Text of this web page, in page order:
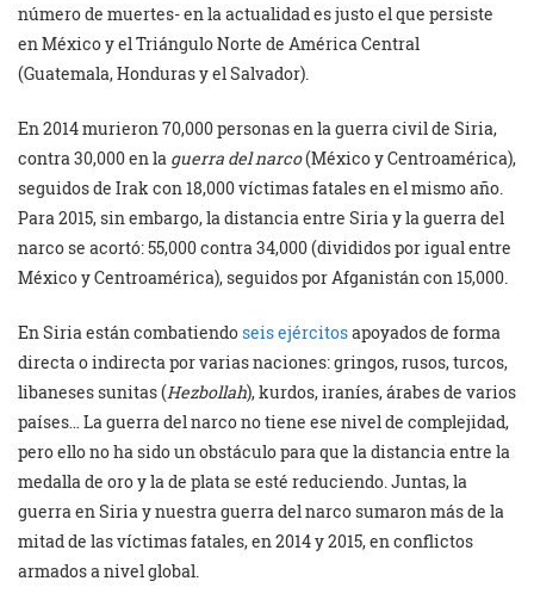
número de muertes- en la actualidad es justo el que persiste
en México y el Triángulo Norte de América Central
(Guatemala, Honduras y el Salvador).
En 2014 murieron 70,000 personas en la guerra civil de Siria,
contra 30,000 en la guerra del narco(México y Centroamérica),
seguidos de Irak con 18,000 víctimas fatales en el mismo año.
Para 2015, sin embargo, la distancia entre Siria y la guerra del
narco se acortó: 55,000 contra 34,000 (divididos por igual entre
México y Centroamérica), seguidos por Afganistán con 15,000.
En Siria están combatiendoseis ejércitosapoyados de forma
directa o indirecta por varias naciones: gringos, rusos, turcos,
libaneses sunitas (Hezbollah), kurdos, iraníes, árabes de varios
países… La guerra del narco no tiene ese nivel de complejidad,
pero ello no ha sido un obstáculo para que la distancia entre la
medalla de oro y la de plata se esté reduciendo. Juntas, la
guerra en Siria y nuestra guerra del narco sumaron más de la
mitad de las víctimas fatales, en 2014 y 2015, en conflictos
armados a nivel global.